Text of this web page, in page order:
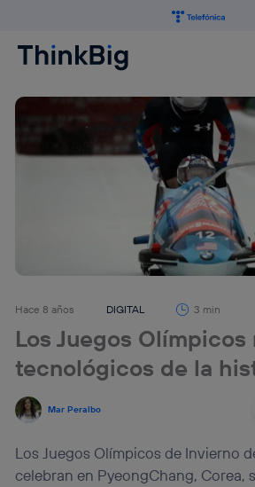
Hace 8 años DIGITAL 3 min
Los Juegos Olímpicos
tecnológicos de la
Mar Peralbo
Los Juegos Olímpicos de Invierno
celebran en PyeongChang, Corea,